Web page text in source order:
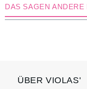
DAS SAGEN
ÜBER VIOLAS'